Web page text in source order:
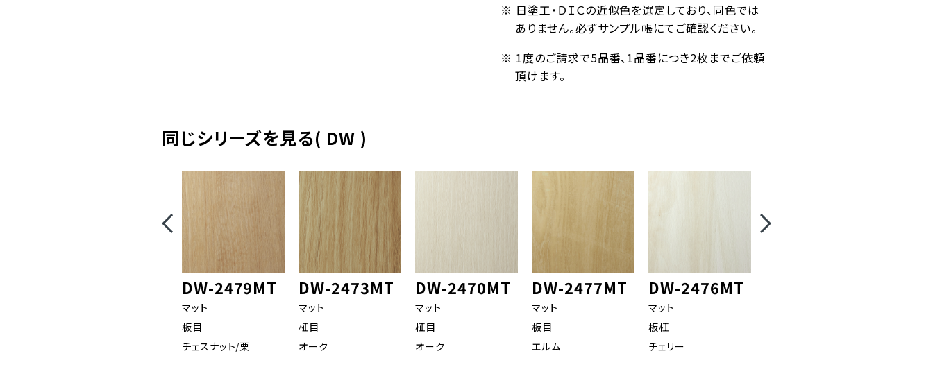
※ 日塗工・ＤＩＣの近似色を選定しており、同色では
ありません。必ずサンプル帳にてご確認ください。
※ 1度のご請求で5品番、1品番につき2枚までご依頼
頂けます。
同じシリーズを見る( DW )
DW-2479MT
マット
板目
チェスナット/栗
DW-2473MT
マット
柾目
オーク
DW-2470MT
マット
柾目
オーク
DW-2477MT
マット
板目
エルム
DW-2476MT
マット
板柾
チェリー